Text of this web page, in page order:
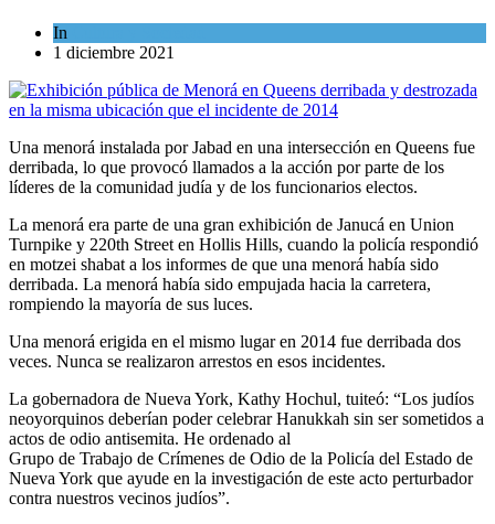
In
1 diciembre 2021
Una menorá instalada por Jabad en una intersección en Queens fue
derribada, lo que provocó llamados a la acción por parte de los
líderes de la comunidad judía y de los funcionarios electos.
La menorá era parte de una gran exhibición de Janucá en Union
Turnpike y 220th Street en Hollis Hills, cuando la policía respondió
en motzei shabat a los informes de que una menorá había sido
derribada. La menorá había sido empujada hacia la carretera,
rompiendo la mayoría de sus luces.
Una menorá erigida en el mismo lugar en 2014 fue derribada dos
veces. Nunca se realizaron arrestos en esos incidentes.
La gobernadora de Nueva York, Kathy Hochul, tuiteó: “Los judíos
neoyorquinos deberían poder celebrar Hanukkah sin ser sometidos a
actos de odio antisemita. He ordenado al
Grupo de Trabajo de Crímenes de Odio de la Policía del Estado de
Nueva York que ayude en la investigación de este acto perturbador
contra nuestros vecinos judíos”.